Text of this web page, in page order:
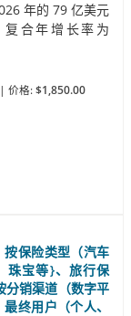
年的 79 亿美元
合年增长率为
| 价格: $1,850.00
保险类型（汽车
珠宝等}、旅行保
分销渠道（数字平
终用户（个人、